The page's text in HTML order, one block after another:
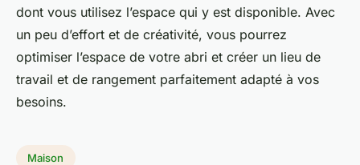
dont vous utilisez l’espace qui y est disponible. Avec
un peu d’effort et de créativité, vous pourrez
optimiser l’espace de votre abri et créer un lieu de
travail et de rangement parfaitement adapté à vos
besoins.
Maison